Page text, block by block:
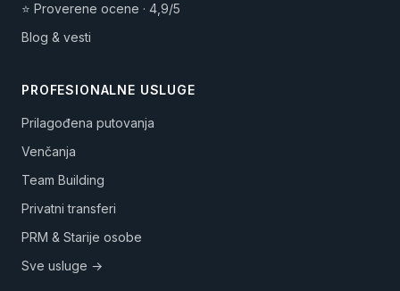
⭐ Proverene ocene · 4,9/5
Blog & vesti
PROFESIONALNE USLUGE
Prilagođena putovanja
Venčanja
Team Building
Privatni transferi
PRM & Starije osobe
Sve usluge →